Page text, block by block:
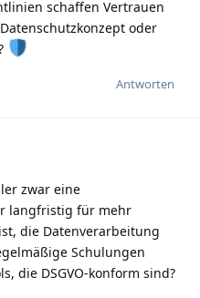
schaffen Vertrauen
oder
Antworten
zwar eine
langfristig für mehr
die Datenverarbeitung
Schulungen
die DSGVO-konform sind?